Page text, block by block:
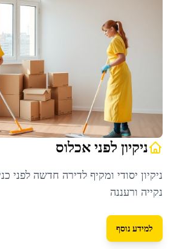
ניקיון לפני אכלוס
ניקיון יסודי ומקיף לדירה חדשה לפני
נקייה ורעננה
למידע נוסף